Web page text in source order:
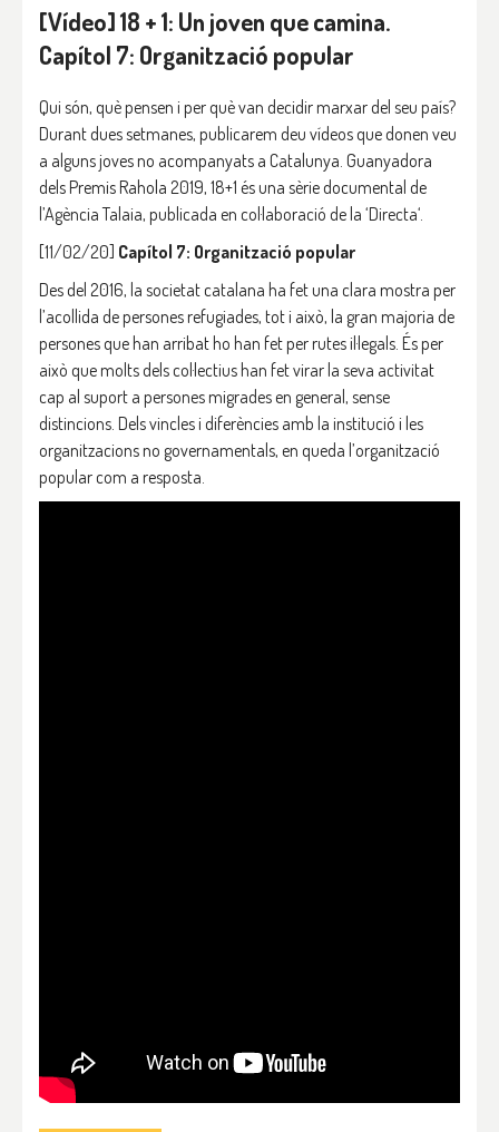
[Vídeo] 18 + 1: Un joven que camina.
Capítol 7: Organització popular
Qui són, què pensen i per què van decidir marxar del seu país?
Durant dues setmanes, publicarem deu vídeos que donen veu
a alguns joves no acompanyats a Catalunya. Guanyadora
dels Premis Rahola 2019, 18+1 és una sèrie documental de
l’Agència Talaia, publicada en col·laboració de la ‘Directa‘.
[11/02/20] Capítol 7: Organització popular
Des del 2016, la societat catalana ha fet una clara mostra per
l’acollida de persones refugiades, tot i això, la gran majoria de
persones que han arribat ho han fet per rutes il·legals. És per
això que molts dels col·lectius han fet virar la seva activitat
cap al suport a persones migrades en general, sense
distincions. Dels vincles i diferències amb la institució i les
organitzacions no governamentals, en queda l’organització
popular com a resposta.